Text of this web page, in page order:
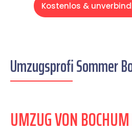
Kostenlos &
Umzugsprofi Sommer
UMZUG VON